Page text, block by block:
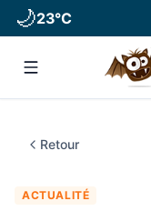
🌙23°C
Retour
ACTUALITÉ